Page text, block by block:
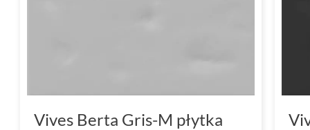
Vives Berta Gris-M płytka